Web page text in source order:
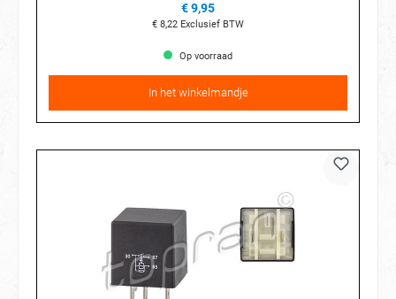
€ 9,95
€ 8,22 Exclusief BTW
Op voorraad
In het winkelmandje